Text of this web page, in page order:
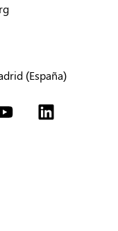
(España)